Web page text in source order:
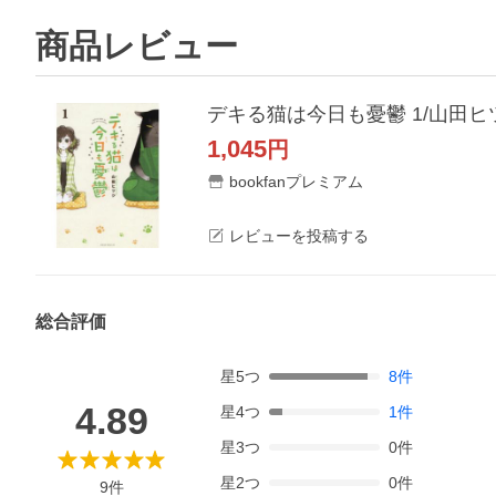
商品レビュー
デキる猫は今日も憂鬱 1/山田ヒ
1,045円
bookfanプレミアム
レビューを投稿する
総合評価
4.89
9件
星5つ 8件
星4つ 1件
星3つ 0件
星2つ 0件